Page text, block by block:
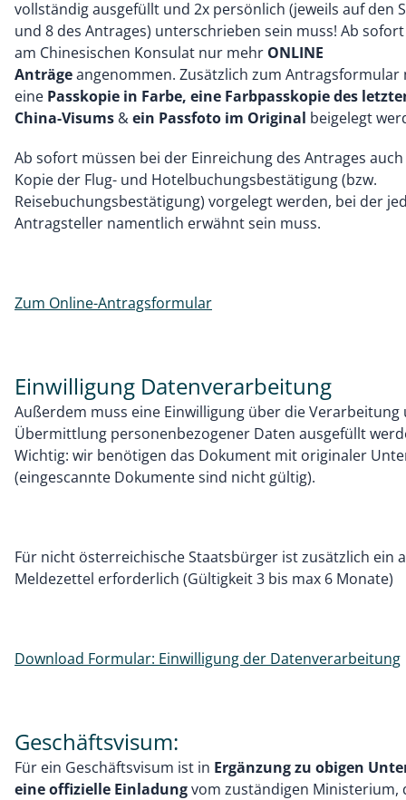
vollständig ausgefüllt und 2x persönlich (jeweils auf den
und 8 des Antrages) unterschrieben sein muss! Ab
am Chinesischen Konsulat nur mehr ONLINE
Anträgeangenommen. Zusätzlich zum Antragsformular
eine Passkopie in Farbe, eine Farbpasskopie des
China-Visums &ein Passfoto im Original beigelegt
Ab sofort müssen bei der Einreichung des Antrages
Kopie der Flug- und Hotelbuchungsbestätigung (bzw.
Reisebuchungsbestätigung) vorgelegt werden, bei der
Antragsteller namentlich erwähnt sein muss.
Zum Online-Antragsformular
Einwilligung Datenverarbeitung
Außerdem muss eine Einwilligung über die Verarbeitung
Übermittlung personenbezogener Daten ausgefüllt
Wichtig: wir benötigen das Dokument mit originaler
(eingescannte Dokumente sind nicht gültig).
Für nicht österreichische Staatsbürger ist zusätzlich ein
Meldezettel erforderlich (Gültigkeit 3 bis max 6 Monate)
Download Formular: Einwilligung der Datenverarbeitung
Geschäftsvisum:
Für ein Geschäftsvisum ist in Ergänzung zu obigen
eine offizielle Einladungvom zuständigen Ministerium,